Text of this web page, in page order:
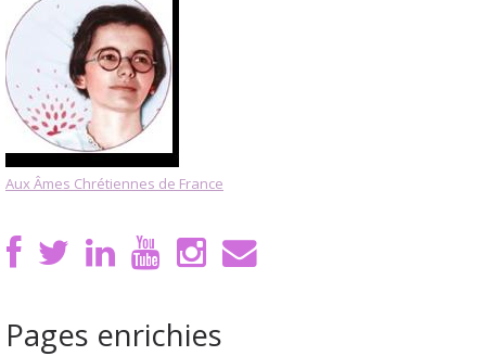
Aux Âmes Chrétiennes de France
Pages enrichies